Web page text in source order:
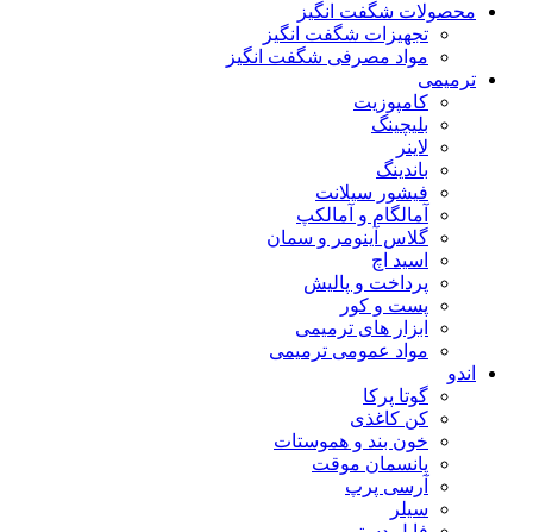
محصولات شگفت انگیز
تجهیزات شگفت انگیز
مواد مصرفی شگفت انگیز
ترمیمی
کامپوزیت
بلیچینگ
لاینر
باندینگ
فیشور سیلانت
آمالگام و آمالکپ
گلاس آینومر و سمان
اسید اچ
پرداخت و پالیش
پست و کور
ابزار های ترمیمی
مواد عمومی ترمیمی
اندو
گوتا پرکا
کن کاغذی
خون بند و هموستات
پانسمان موقت
آرسی پرپ
سیلر